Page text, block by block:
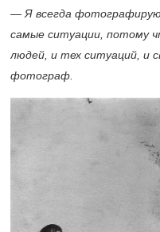
— Я всегда
самые ситуации, потому
людей, и тех ситуаций, и
фотограф.